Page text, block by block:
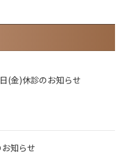
(金)休診のお知らせ
知らせ